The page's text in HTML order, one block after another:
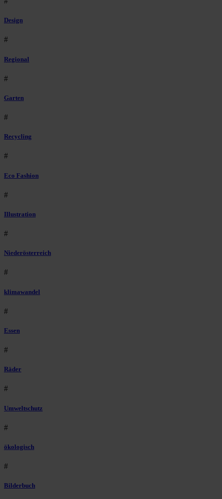
Design
#
Regional
#
Garten
#
Recycling
#
Eco Fashion
#
Illustration
#
Niederösterreich
#
klimawandel
#
Essen
#
Räder
#
Umweltschutz
#
ökologisch
#
Bilderbuch